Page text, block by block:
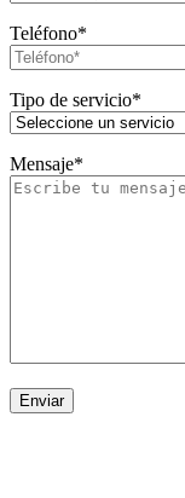
Teléfono*
Tipo de servicio*
Mensaje*